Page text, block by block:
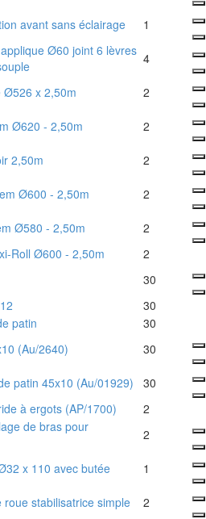
avant sans éclairage 1
Ø60 joint 6 lèvres 4
Ø526 x 2,50m 2
Ø620 - 2,50m 2
2,50m 2
Ø600 - 2,50m 2
Ø580 - 2,50m
2
Roll Ø600 - 2,50m
2
30
30
patin
30
(Au/2640) 30
patin 45x10 (Au/01929)
30
à ergots (AP/1700)
2
de bras pour
2
x 110 avec butée 1
stabilisatrice simple 2